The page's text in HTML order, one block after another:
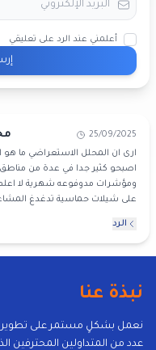
أعلمني عند الرد على تعليقي
25/09/2025
ارى ان المحلل الاستعراضي ما هو
اصبحو كثير جدا في عدة من
ومؤشرات مدوفوعه شهرية لا
على شيلات حماسية تدغدغ
الرد
نبذة عنا
نعمل بشكلٍ مستمر على تطوير
عدد من المتداولين المحترفين